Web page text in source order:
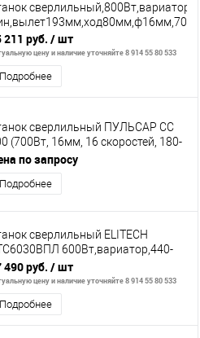
211 руб. / шт
цену и наличие уточняйте 8 914 55 80 533
Подробнее
сверлильный ПУЛЬСАР СС
(700Вт, 16мм, 16 скоростей, 180-
об/мин, 39 кг)+тиски
по запросу
Подробнее
сверлильный ELITECH
600Вт,вариатор,440-
490 руб. / шт
цену и наличие уточняйте 8 914 55 80 533
Подробнее